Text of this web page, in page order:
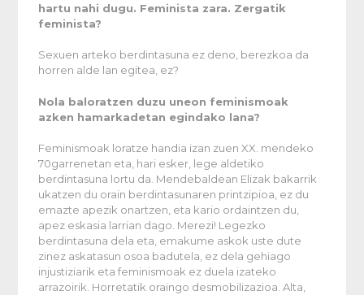
hartu nahi dugu. Feminista zara. Zergatik
feminista?
Sexuen arteko berdintasuna ez deno, berezkoa da
horren alde lan egitea, ez?
Nola baloratzen duzu uneon feminismoak
azken hamarkadetan egindako lana?
Feminismoak loratze handia izan zuen XX. mendeko
70garrenetan eta, hari esker, lege aldetiko
berdintasuna lortu da. Mendebaldean Elizak bakarrik
ukatzen du orain berdintasunaren printzipioa, ez du
emazte apezik onartzen, eta kario ordaintzen du,
apez eskasia larrian dago. Merezi! Legezko
berdintasuna dela eta, emakume askok uste dute
zinez askatasun osoa badutela, ez dela gehiago
injustiziarik eta feminismoak ez duela izateko
arrazoirik. Horretatik oraingo desmobilizazioa. Alta,